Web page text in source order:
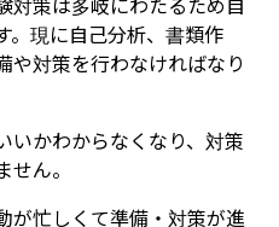
。現に自己分析、書類作
や対策を行わなければなり
いかわからなくなり、対策
ん。
が忙しくて準備・対策が進